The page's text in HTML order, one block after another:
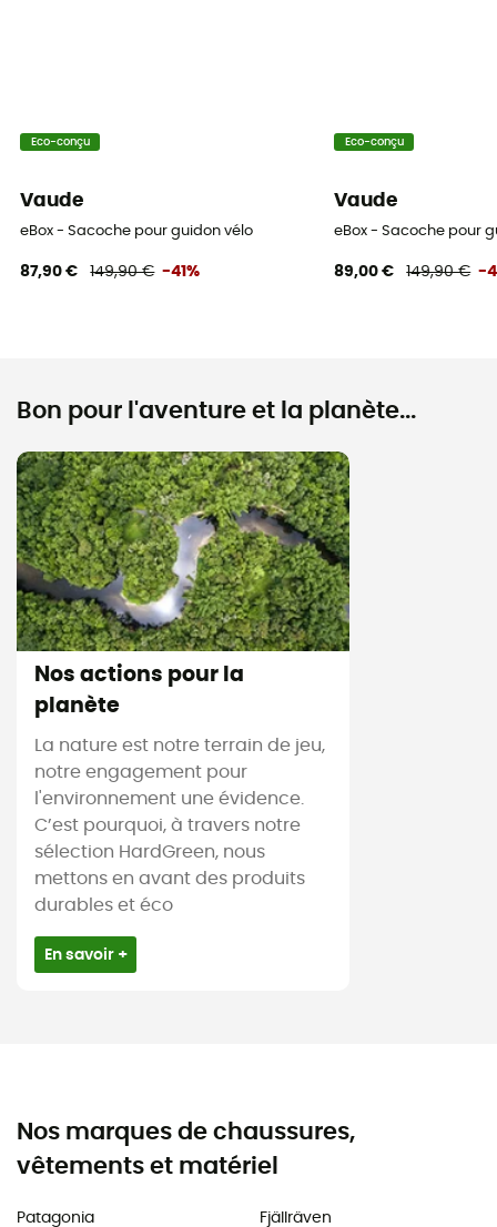
Eco-conçu
Vaude
eBox - Sacoche pour guidon vélo
87,90 € 149,90 € -41%
Eco-conçu
Vaude
eBox - Sacoche pour
89,00 € 149,90 € -
Bon pour l'aventure et la planète...
Nos actions pour la
planète
La nature est notre terrain de jeu,
notre engagement pour
l'environnement une évidence.
C’est pourquoi, à travers notre
sélection HardGreen, nous
mettons en avant des produits
durables et éco
En savoir +
Nos marques de chaussures,
vêtements et matériel
Patagonia
Fjällräven